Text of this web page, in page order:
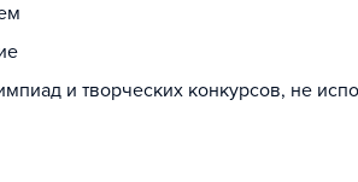
и творческих конкурсов, не